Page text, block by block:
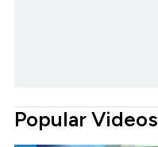
Popular Videos